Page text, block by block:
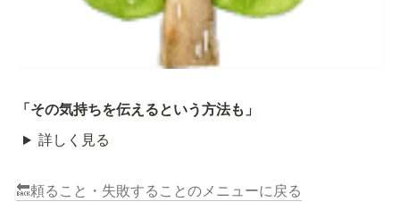
「その気持ちを伝えるという方法も」
詳しく見る
🔙頼ること・失敗することのメニューに戻る